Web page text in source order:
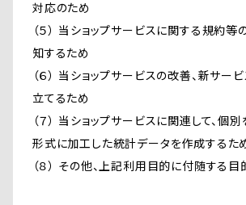
対応のため
（５） 当ショップサービスに関する規約
知するため
（６） 当ショップサービスの改善、新サー
立てるため
（７） 当ショップサービスに関連して、個
形式に加工した統計データを作成するた
（８） その他、上記利用目的に付随する目